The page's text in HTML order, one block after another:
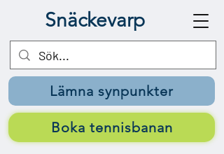
Snäckevarp
Lämna synpunkter
Boka tennisbanan